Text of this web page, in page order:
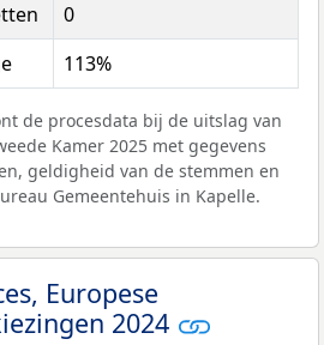
0
113%
de procesdata bij de uitslag van
Kamer 2025 met gegevens
geldigheid van de stemmen en
Gemeentehuis in Kapelle.
Europese
2024